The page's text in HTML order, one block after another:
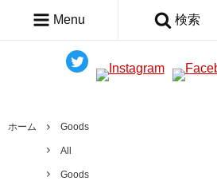
Menu 検索
ホーム Goods
All
Goods